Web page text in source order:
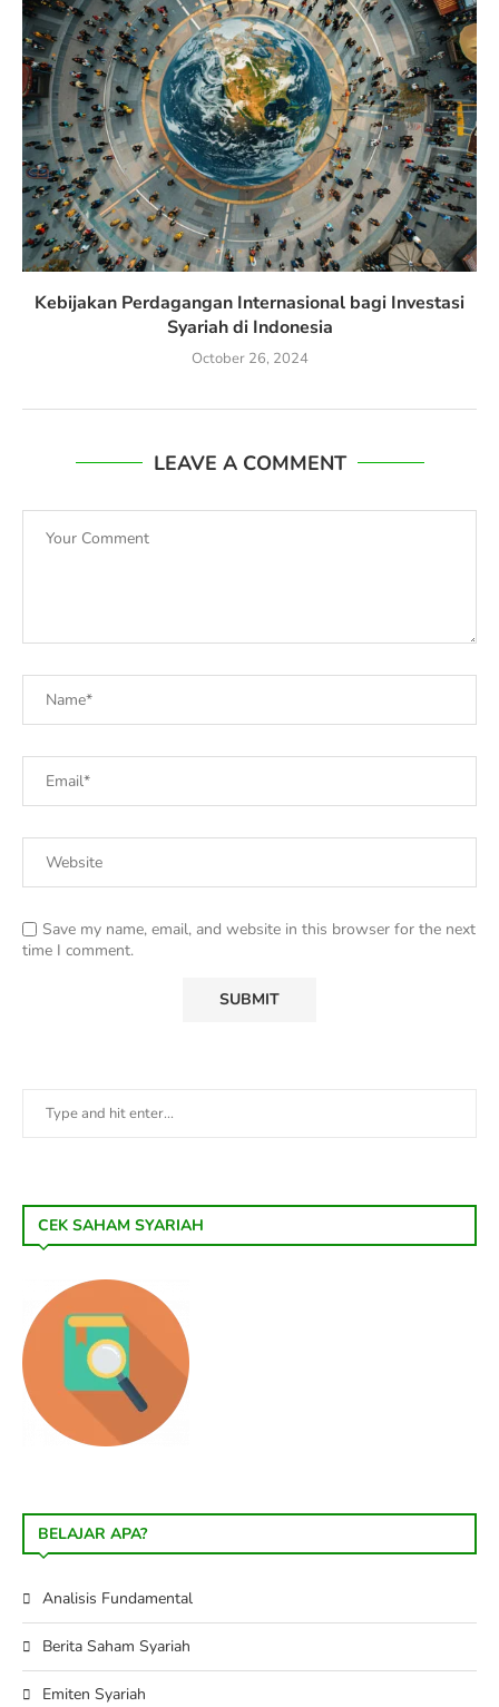
Kebijakan Perdagangan Internasional bagi Investasi
Syariah di Indonesia
October 26, 2024
LEAVE A COMMENT
Save my name, email, and website in this browser for the next
time I comment.
CEK SAHAM SYARIAH
BELAJAR APA?
Analisis Fundamental
Berita Saham Syariah
Emiten Syariah